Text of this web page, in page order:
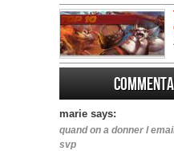
marie says:
quand on a donner l
svp